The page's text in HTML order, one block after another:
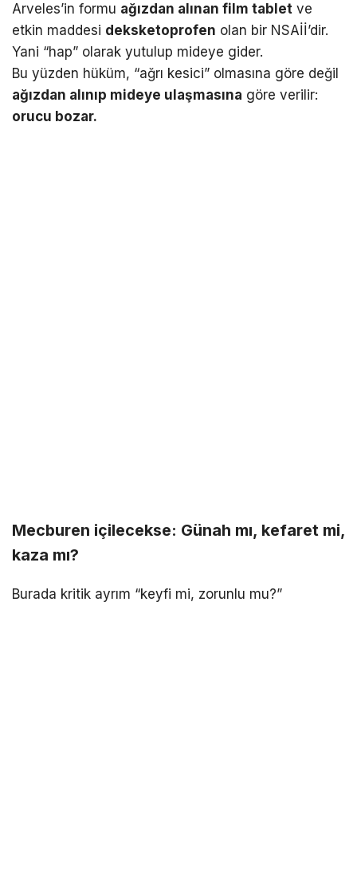
Arveles’in formu ağızdan alınan film tablet ve
etkin maddesi deksketoprofen olan bir NSAİİ’dir.
Yani “hap” olarak yutulup mideye gider.
Bu yüzden hüküm, “ağrı kesici” olmasına göre değil
ağızdan alınıp mideye ulaşmasına göre verilir:
orucu bozar.
Mecburen içilecekse: Günah mı, kefaret mi,
kaza mı?
Burada kritik ayrım “keyfi mi, zorunlu mu?”